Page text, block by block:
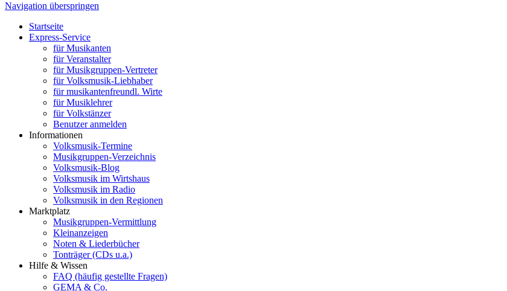
Navigation überspringen
Startseite
Express-Service
für Musikanten
für Veranstalter
für Musikgruppen-Vertreter
für Volksmusik-Liebhaber
für musikantenfreundl. Wirte
für Musiklehrer
für Volkstänzer
Benutzer anmelden
Informationen
Volksmusik-Termine
Musikgruppen-Verzeichnis
Volksmusik-Blog
Volksmusik im Wirtshaus
Volksmusik im Radio
Volksmusik in den Regionen
Marktplatz
Musikgruppen-Vermittlung
Kleinanzeigen
Noten & Liederbücher
Tonträger (CDs u.a.)
Hilfe & Wissen
FAQ (häufig gestellte Fragen)
GEMA & Co.